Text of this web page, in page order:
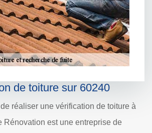
de toiture sur 60240
réaliser une vérification de toiture à
Rénovation est une entreprise de